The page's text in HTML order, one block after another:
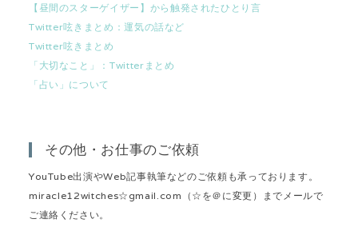
【昼間のスターゲイザー】から触発されたひとり言
Twitter呟きまとめ：運気の話など
Twitter呟きまとめ
「大切なこと」：Twitterまとめ
「占い」について
その他・お仕事のご依頼
YouTube出演やWeb記事執筆などのご依頼も承っております。
miracle12witches☆gmail.com（☆を＠に変更）までメールで
ご連絡ください。